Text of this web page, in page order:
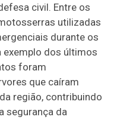
civil. Entre os
utilizadas
durante os
exemplo dos últimos
foram
que caíram
região, contribuindo
segurança da